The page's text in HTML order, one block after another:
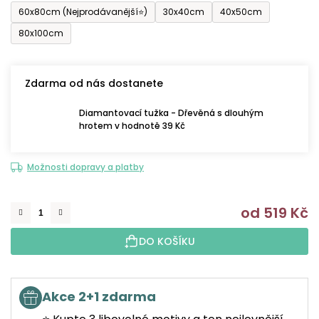
60x80cm (Nejprodávanější⭐) 30x40cm
40x50cm
80x100cm
Zdarma od nás dostanete
Diamantovací tužka - Dřevěná s dlouhým
hrotem v hodnotě 39 Kč
Možnosti dopravy a platby
od 519 Kč
DO KOŠÍKU
Akce 2+1 zdarma